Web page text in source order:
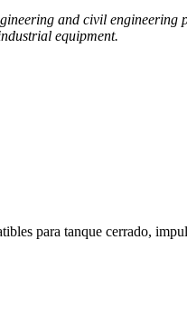
and civil
equipment.
para tanque cerrado,